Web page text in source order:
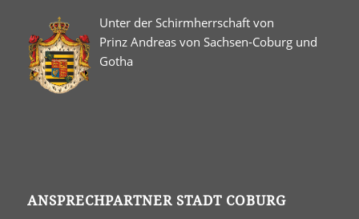
Unter der Schirmherrschaft von
Prinz Andreas von Sachsen-Coburg und
Gotha
ANSPRECHPARTNER STADT COBURG